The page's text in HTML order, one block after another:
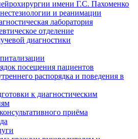
имени Г.С. Пахоменко
и реанимации
лаборатория
отделение
диагностики
посещения пациентов
распорядка и поведения в
к диагностическим
приёма